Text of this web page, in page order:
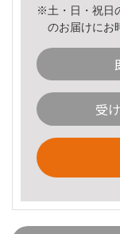
※土・日・祝日
のお届けにお
受